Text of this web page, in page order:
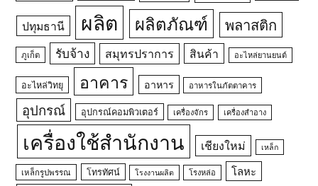
ปทุมธานี ผลิต ผลิตภัณฑ์ พลาสติก
ภูเก็ต รับจ้าง สมุทรปราการ สินค้า อะไหล่ยานยนต์
อะไหล่วิทยุ อาคาร อาหาร อาหารในภัตตาคาร
อุปกรณ์ อุปกรณ์คอมพิวเตอร์ เครื่องจักร เครื่องสำอาง
เครื่องใช้สำนักงาน เชียงใหม่ เหล็ก
เหล็กรูปพรรณ โทรทัศน์ โรงงานผลิต โรงหล่อ โลหะ